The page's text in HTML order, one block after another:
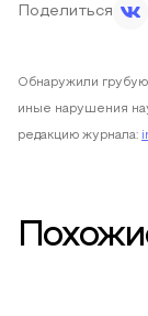
Поделиться
Обнаружили грубую
иные нарушения
редакцию журнала: